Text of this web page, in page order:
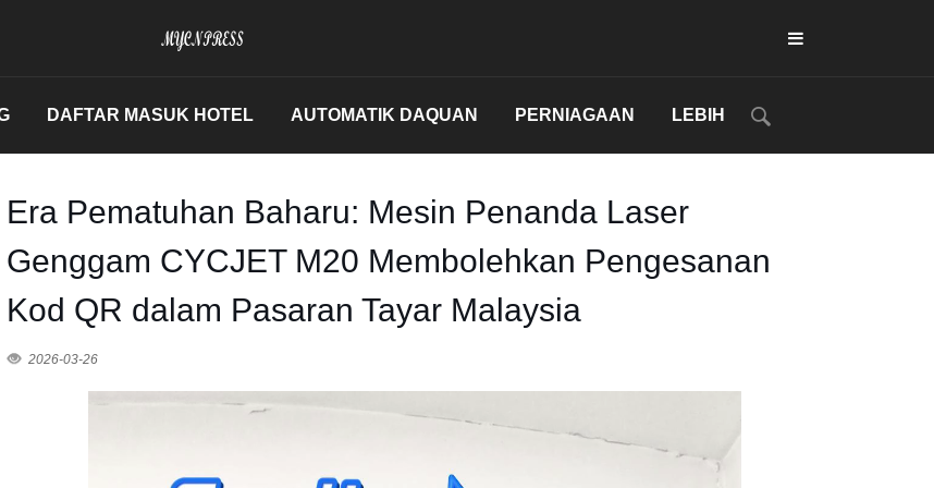
DAFTAR MASUK HOTEL AUTOMATIK DAQUAN PERNIAGAAN LEBIH
Era Pematuhan Baharu: Mesin Penanda Laser
Genggam CYCJET M20 Membolehkan Pengesanan
Kod QR dalam Pasaran Tayar Malaysia
2026-03-26